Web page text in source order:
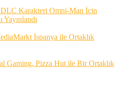
Karakteri Omni-Man İçin
Yayınlandı
İspanya ile Ortaklık
Gaming, Pizza Hut ile Bir Ortaklık